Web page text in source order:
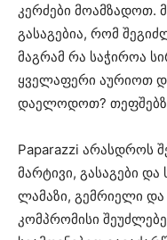
კერძები მოამზადოთ.
გასაგებია, რომ
მაგრამ რა საჭიროა
ყველაფერი აურიოთ
დაელოდოთ?
Paparazzi არასდროს
მარტივი, გასაგები
ლამაზი, გემრიელი
კომპრომისი